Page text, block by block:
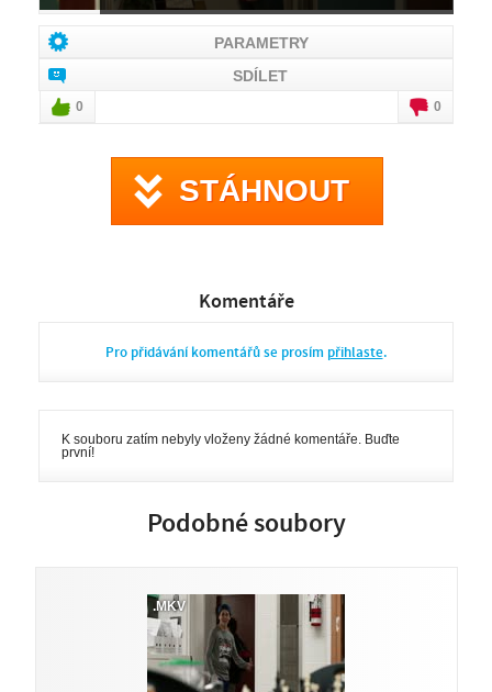
PARAMETRY
SDÍLET
0 0
STÁHNOUT
Komentáře
Pro přidávání komentářů se prosím přihlaste.
K souboru zatím nebyly vloženy žádné komentáře. Buďte
první!
Podobné soubory
.MKV